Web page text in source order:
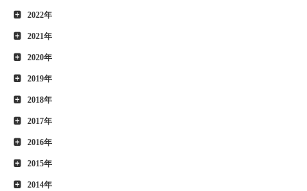
2022年
2021年
2020年
2019年
2018年
2017年
2016年
2015年
2014年